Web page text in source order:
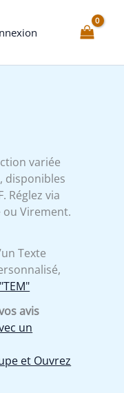
variée
disponibles
Réglez via
ou Virement.
Texte
avis
un
et Ouvrez